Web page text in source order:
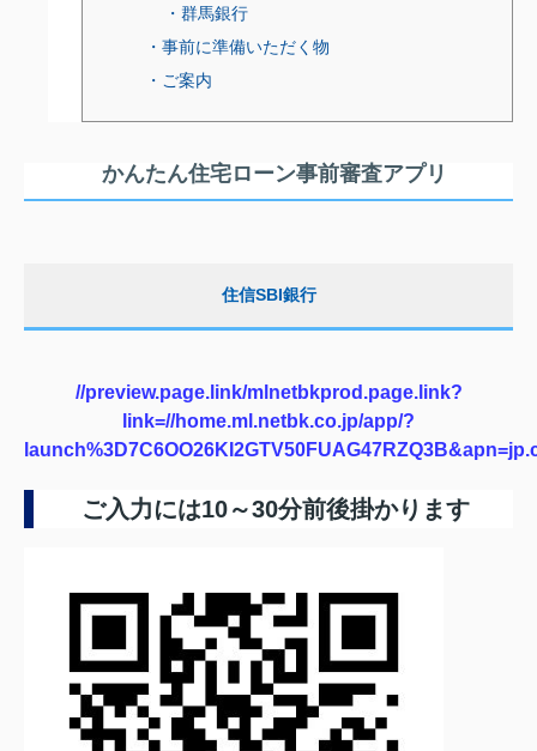
・群馬銀行
・事前に準備いただく物
・ご案内
かんたん住宅ローン事前審査アプリ
住信SBI銀行
//preview.page.link/mlnetbkprod.page.link?
link=//home.ml.netbk.co.jp/app/?
ご入力には10～30分前後掛かります